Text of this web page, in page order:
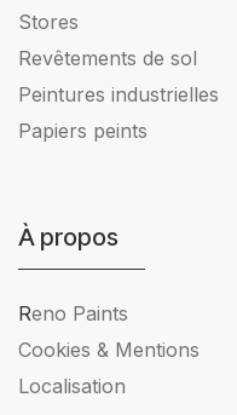
Stores
Revêtements de sol
Peintures industrielles
Papiers peints
À propos
Reno Paints
Cookies & Mentions
Localisation